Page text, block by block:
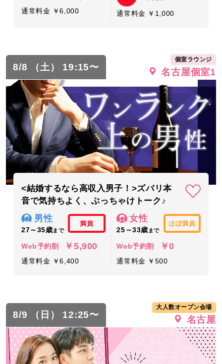
通常料金 ￥6,000 通常料金 ￥1,000
8/8 （土） 19:15〜
個室ラウンジ
名古屋個室1
<結婚するなら高収入男子！>ズバリ本
音で気持ちよく、ぶっちゃけトーク♪
男性
27～35歳まで
満員
Web予約割 ￥5,900
通常料金 ￥6,400
女性
25～33歳 まで
ほぼ満員
Web予約割 ￥0
通常料金 ￥500
8/9 （日） 12:25〜
大人数オープン会場
名古屋